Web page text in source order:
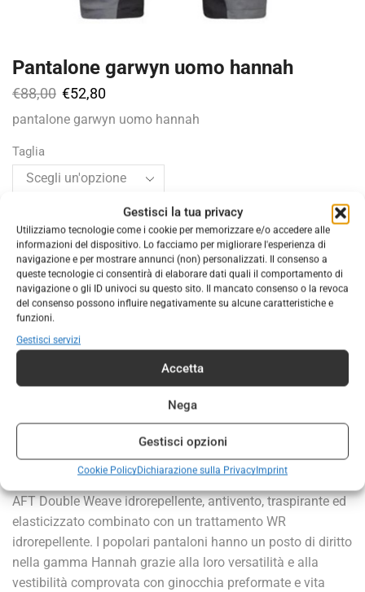
Gestisci la tua privacy
Utilizziamo tecnologie come i cookie per memorizzare e/o accedere alle
informazioni del dispositivo. Lo facciamo per migliorare l'esperienza di
navigazione e per mostrare annunci (non) personalizzati. Il consenso a
queste tecnologie ci consentirà di elaborare dati quali il comportamento di
navigazione o gli ID univoci su questo sito. Il mancato consenso o la revoca
del consenso possono influire negativamente su alcune caratteristiche e
funzioni.
Gestisci servizi
Accetta
Nega
Gestisci opzioni
Cookie PolicyDichiarazione sulla PrivacyImprint
Pantalone garwyn uomo hannah
€88,00 €52,80
pantalone garwyn uomo hannah
Taglia
AGGIUNGI AL CARRELLO
Categorie:ABBIGLIAMENTO,ABBIGLIAMENTO UOMO
Marchio:
DESCRIZIONE INFORMAZIONI AGGIUNTIVE
I pantaloni softshell da trekking da uomo sono realizzati in
AFT Double Weave idrorepellente, antivento, traspirante ed
elasticizzato combinato con un trattamento WR
idrorepellente. I popolari pantaloni hanno un posto di diritto
nella gamma Hannah grazie alla loro versatilità e alla
vestibilità comprovata con ginocchia preformate e vita